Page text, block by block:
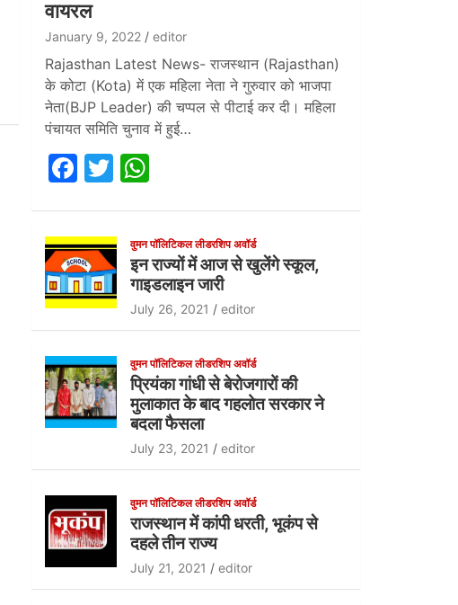
वायरल
January 9, 2022 editor
Rajasthan Latest News- राजस्थान (Rajasthan)
के कोटा (Kota) में एक महिला नेता ने गुरुवार को भाजपा
नेता(BJP Leader) की चप्पल से पीटाई कर दी। महिला
पंचायत समिति चुनाव में हुई…
F
e
b
o
o
k
T
er s
A
p
p
वुमन पॉलिटिकल लीडरशिप अवॉर्ड
इन राज्यों में आज से खुलेंगे स्कूल,
गाइडलाइन जारी
July 26, 2021 editor
वुमन पॉलिटिकल लीडरशिप अवॉर्ड
प्रियंका गांधी से बेरोजगारों की
मुलाकात के बाद गहलोत सरकार ने
बदला फैसला
July 23, 2021 editor
वुमन पॉलिटिकल लीडरशिप अवॉर्ड
राजस्थान में कांपी धरती, भूकंप से
दहले तीन राज्य
July 21, 2021 editor